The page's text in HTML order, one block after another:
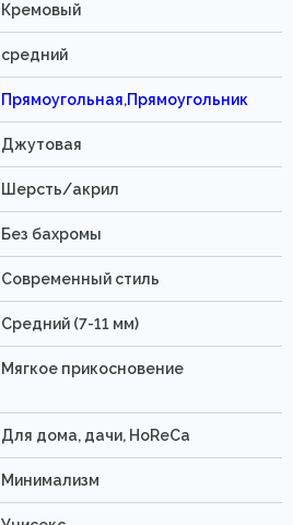
Кремовый
средний
Прямоугольная,Прямоугольник
Джутовая
Шерсть/акрил
Без бахромы
Современный стиль
Средний (7-11 мм)
Мягкое прикосновение
Для дома, дачи, HoReCa
Минимализм